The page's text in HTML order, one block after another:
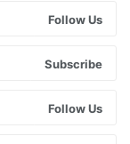
Follow Us
Subscribe
Follow Us